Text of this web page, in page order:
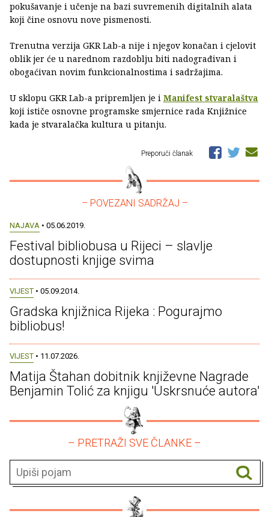
pokušavanje i učenje na bazi suvremenih digitalnih alata
koji čine osnovu nove pismenosti.
Trenutna verzija GKR Lab-a nije i njegov konačan i cjelovit
oblik jer će u narednom razdoblju biti nadograđivan i
obogaćivan novim funkcionalnostima i sadržajima.
U sklopu GKR Lab-a pripremljen je i Manifest stvaralaštva
koji ističe osnovne programske smjernice rada Knjižnice
kada je stvaralačka kultura u pitanju.
Preporuči članak
– POVEZANI SADRŽAJ –
NAJAVA • 05.06.2019.
Festival bibliobusa u Rijeci – slavlje
dostupnosti knjige svima
VIJEST • 05.09.2014.
Gradska knjižnica Rijeka : Pogurajmo
bibliobus!
VIJEST • 11.07.2026.
Matija Štahan dobitnik književne Nagrade
Benjamin Tolić za knjigu 'Uskrsnuće autora'
– PRETRAŽI SVE ČLANKE –